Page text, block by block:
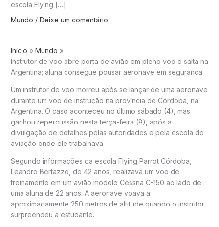
escola Flying […]
Mundo / Deixe um comentário
Início
Mundo
Instrutor de voo abre porta de avião em pleno voo e salta na
Argentina; aluna consegue pousar aeronave em segurança
Um instrutor de voo morreu após se lançar de uma aeronave
durante um voo de instrução na província de Córdoba, na
Argentina. O caso aconteceu no último sábado (4), mas
ganhou repercussão nesta terça-feira (8), após a
divulgação de detalhes pelas autoridades e pela escola de
aviação onde ele trabalhava.
Segundo informações da escola Flying Parrot Córdoba,
Leandro Bertazzo, de 42 anos, realizava um voo de
treinamento em um avião modelo Cessna C-150 ao lado de
uma aluna de 22 anos. A aeronave voava a
aproximadamente 250 metros de altitude quando o instrutor
surpreendeu a estudante.